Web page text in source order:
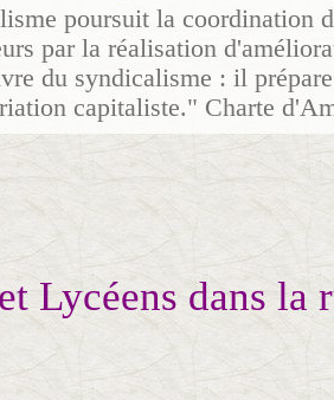
poursuit la coordination
par la réalisation
du syndicalisme : il
capitaliste." Charte
Lycéens dans la